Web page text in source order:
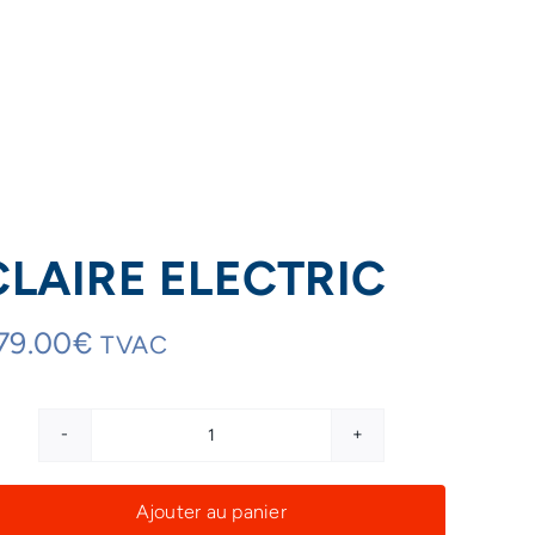
ELECTRIC
€ TVAC
de
CLAIRE
Ajouter au panier